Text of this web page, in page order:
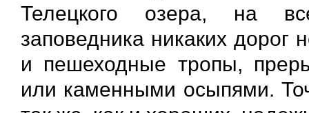
Телецкого озера, на
заповедника никаких
и пешеходные тропы,
или каменными осыпями.